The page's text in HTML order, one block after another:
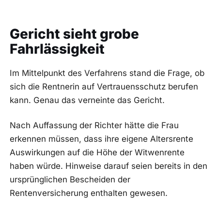
Gericht sieht grobe
Fahrlässigkeit
Im Mittelpunkt des Verfahrens stand die Frage, ob
sich die Rentnerin auf Vertrauensschutz berufen
kann. Genau das verneinte das Gericht.
Nach Auffassung der Richter hätte die Frau
erkennen müssen, dass ihre eigene Altersrente
Auswirkungen auf die Höhe der Witwenrente
haben würde. Hinweise darauf seien bereits in den
ursprünglichen Bescheiden der
Rentenversicherung enthalten gewesen.